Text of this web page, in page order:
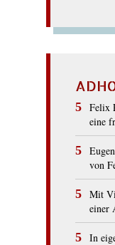
Felix
eine
von
Mit
einer
In